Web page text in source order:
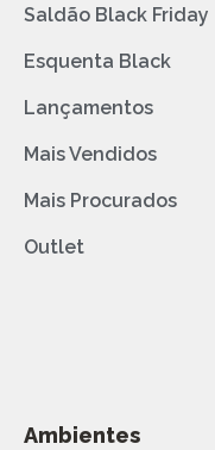
Saldão Black Friday
Esquenta Black
Lançamentos
Mais Vendidos
Mais Procurados
Outlet
Ambientes